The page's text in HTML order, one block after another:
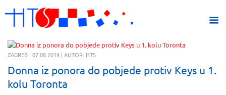
ZAGREB | 07.08.2019 | AUTOR: HTS
Donna iz ponora do pobjede protiv Keys u 1.
kolu Toronta